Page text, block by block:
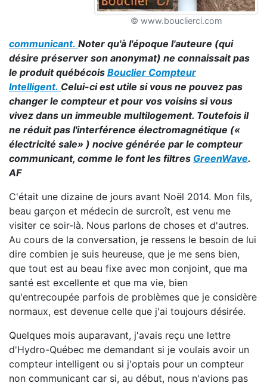
© www.bouclierci.com
communicant. Noter qu'à l'époque l'auteure (qui
désire préserver son anonymat) ne connaissait pas
le produit québécois Bouclier Compteur
Intelligent. Celui-ci est utile si vous ne pouvez pas
changer le compteur et pour vos voisins si vous
vivez dans un immeuble multilogement. Toutefois il
ne réduit pas l'interférence électromagnétique («
électricité sale» ) nocive générée par le compteur
communicant, comme le font les filtres GreenWave.
AF
C'était une dizaine de jours avant Noël 2014. Mon fils,
beau garçon et médecin de surcroît, est venu me
visiter ce soir-là. Nous parlons de choses et d'autres.
Au cours de la conversation, je ressens le besoin de lui
dire combien je suis heureuse, que je me sens bien,
que tout est au beau fixe avec mon conjoint, que ma
santé est excellente et que ma vie, bien
qu'entrecoupée parfois de problèmes que je considère
normaux, est devenue celle que j'ai toujours désirée.
Quelques mois auparavant, j'avais reçu une lettre
d'Hydro-Québec me demandant si je voulais avoir un
compteur intelligent ou si j'optais pour un compteur
non communicant car si, au début, nous n'avions pas